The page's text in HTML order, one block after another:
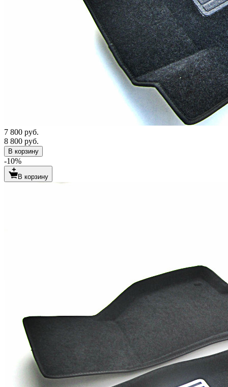
7 800 руб.
8 800 руб.
В корзину
-10%
В корзину